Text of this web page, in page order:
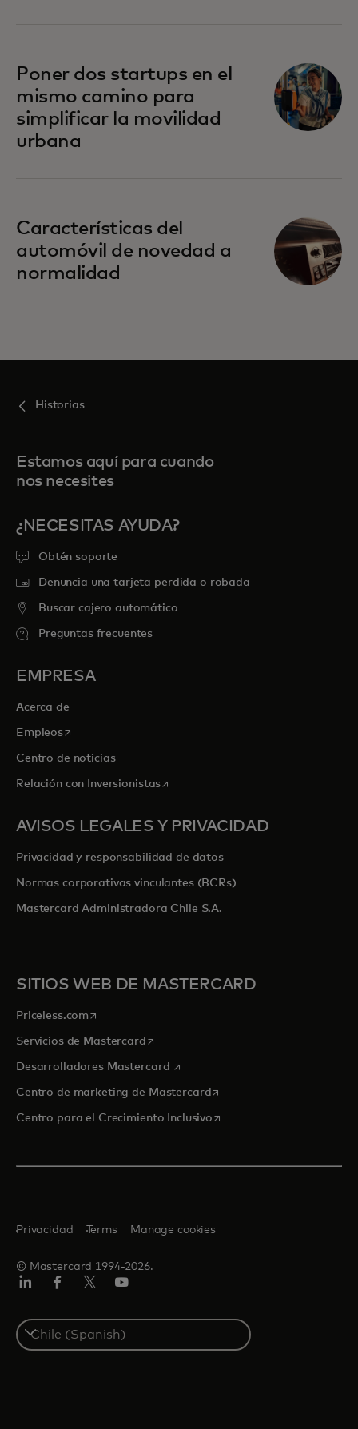
Poner dos startups en el
mismo camino para
simplificar la movilidad
urbana
Características del
automóvil de novedad a
normalidad
Historias
Estamos aquí para cuando
nos necesites
¿NECESITAS AYUDA?
Obtén soporte
Denuncia una tarjeta perdida o robada
Buscar cajero automático
Preguntas frecuentes
EMPRESA
Acerca de
Empleosse abre en una pestaña nueva
Centro de noticias
Relación con Inversionistasse abre en una pestaña nueva
AVISOS LEGALES Y PRIVACIDAD
Privacidad y responsabilidad de datos
Normas corporativas vinculantes (BCRs)
Mastercard Administradora Chile S.A.
SITIOS WEB DE MASTERCARD
Priceless.com se abre en una pestaña nueva
Servicios de Mastercardse abre en una pestaña nueva
Desarrolladores Mastercard se abre en una pestaña nueva
Centro de marketing de Mastercardse abre en una pestaña
Centro para el Crecimiento Inclusivose abre en una pestaña
© Mastercard 1994-2026.
Privacidad Terms Manage cookies
Select
a
country